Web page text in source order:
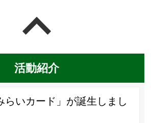
活動紹介
らいカード」が誕生しまし